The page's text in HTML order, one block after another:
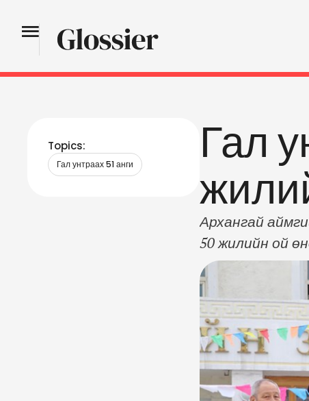
Topics:
Гал унтраах 51 анги
Гал
Архангай
50 жилийн ой
Ц.Мөнхнасан,
хаагчид
салбар